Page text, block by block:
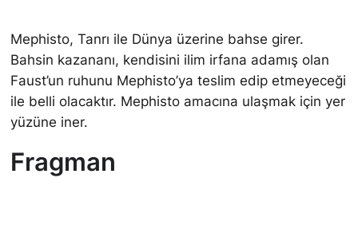
Mephisto, Tanrı ile Dünya üzerine bahse girer.
Bahsin kazananı, kendisini ilim irfana adamış olan
Faust’un ruhunu Mephisto’ya teslim edip etmeyeceği
ile belli olacaktır. Mephisto amacına ulaşmak için yer
yüzüne iner.
Fragman